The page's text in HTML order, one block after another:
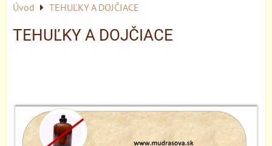
Úvod TEHUĽKY A DOJČIACE
TEHUĽKY A DOJČIACE